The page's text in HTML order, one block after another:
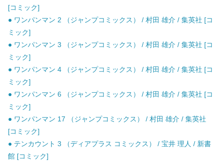
[コミック]
● ワンパンマン 2 （ジャンプコミックス） / 村田 雄介 / 集英社 [コ
ミック]
● ワンパンマン 3 （ジャンプコミックス） / 村田 雄介 / 集英社 [コ
ミック]
● ワンパンマン 4 （ジャンプコミックス） / 村田 雄介 / 集英社 [コ
ミック]
● ワンパンマン 6 （ジャンプコミックス） / 村田 雄介 / 集英社 [コ
ミック]
● ワンパンマン 17 （ジャンプコミックス） / 村田 雄介 / 集英社
[コミック]
● テンカウント 3 （ディアプラス コミックス） / 宝井 理人 / 新書
館 [コミック]